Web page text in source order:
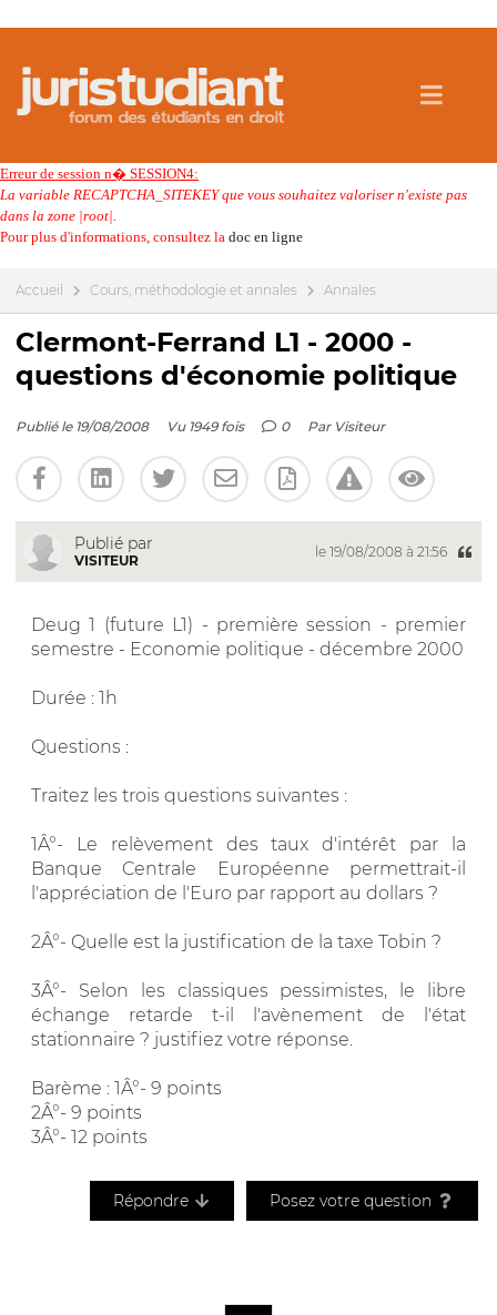
Erreur de session n� SESSION4:
La variable RECAPTCHA_SITEKEY que vous souhaitez valoriser n'existe pas
dans la zone |root|.
Pour plus d'informations, consultez la doc en ligne
Accueil Cours, méthodologie et annales Annales
Clermont-Ferrand L1 - 2000 -
questions d'économie politique
Publié le 19/08/2008 Vu 1949 fois 0 Par Visiteur
Publié par
VISITEUR
le 19/08/2008 à 21:56
Deug 1 (future L1) - première session - premier
semestre - Economie politique - décembre 2000
Durée : 1h
Questions :
Traitez les trois questions suivantes :
1Â°- Le relèvement des taux d'intérêt par la
Banque Centrale Européenne permettrait-il
l'appréciation de l'Euro par rapport au dollars ?
2Â°- Quelle est la justification de la taxe Tobin ?
3Â°- Selon les classiques pessimistes, le libre
échange retarde t-il l'avènement de l'état
stationnaire ? justifiez votre réponse.
Barème : 1Â°- 9 points
2Â°- 9 points
3Â°- 12 points
Répondre Posez votre question